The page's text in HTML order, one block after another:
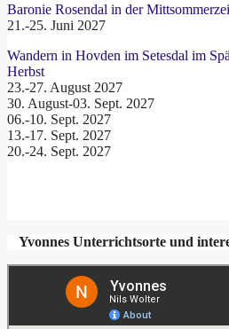
Baronie Rosendal in der
21.-25. Juni 2027
Wandern in Hovden im Setesdal im
Herbst
23.-27. August 2027
30. August-03. Sept. 2027
06.-10. Sept. 2027
13.-17. Sept. 2027
20.-24. Sept. 2027
Yvonnes Unterrichtsorte und